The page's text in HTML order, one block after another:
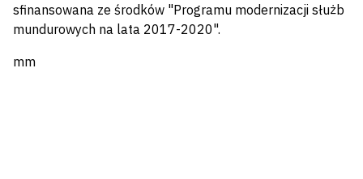
sfinansowana ze środków "Programu modernizacji służb
mundurowych na lata 2017-2020".
mm